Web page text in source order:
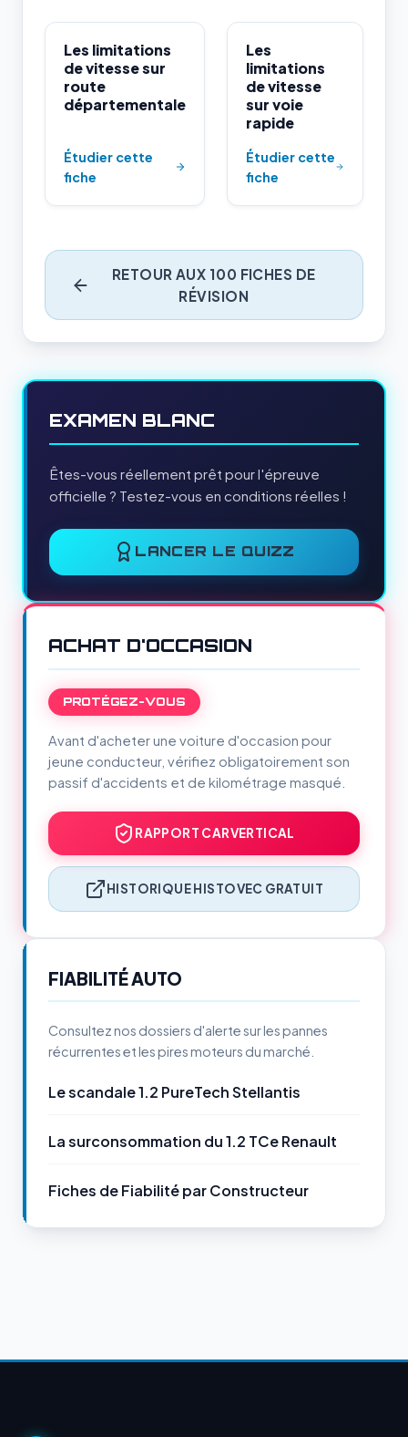
Les limitations
de vitesse sur
route
départementale
Étudier cette
fiche
Les
limitations
de vitesse
sur voie
rapide
Étudier cette
fiche
RETOUR AUX 100 FICHES DE
RÉVISION
EXAMEN BLANC
Êtes-vous réellement prêt pour l'épreuve
officielle ? Testez-vous en conditions réelles !
LANCER LE QUIZZ
ACHAT D'OCCASION
PROTÉGEZ-VOUS
Avant d'acheter une voiture d'occasion pour
jeune conducteur, vérifiez obligatoirement son
passif d'accidents et de kilométrage masqué.
RAPPORT CARVERTICAL
HISTORIQUE HISTOVEC GRATUIT
FIABILITÉ AUTO
Consultez nos dossiers d'alerte sur les pannes
récurrentes et les pires moteurs du marché.
Le scandale 1.2 PureTech Stellantis
La surconsommation du 1.2 TCe Renault
Fiches de Fiabilité par Constructeur